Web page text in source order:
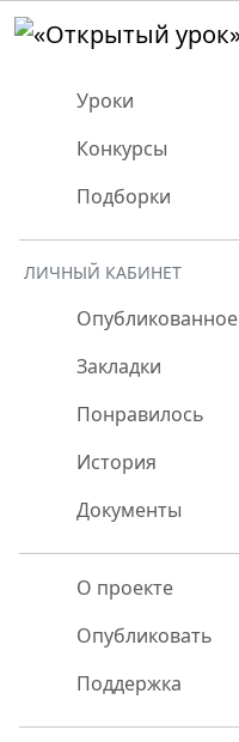
Уроки
Конкурсы
Подборки
ЛИЧНЫЙ КАБИНЕТ
Опубликованное
Закладки
Понравилось
История
Документы
О проекте
Опубликовать
Поддержка